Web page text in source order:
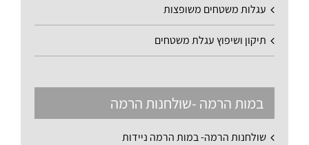
עגלות משטחים משופצות
תיקון ושיפוץ עגלת משטחים
במות הרמה -שולחנות הרמה
שולחנות הרמה- במות הרמה ניידות